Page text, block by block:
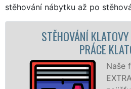
stěhování nábytku až po
síť
vám